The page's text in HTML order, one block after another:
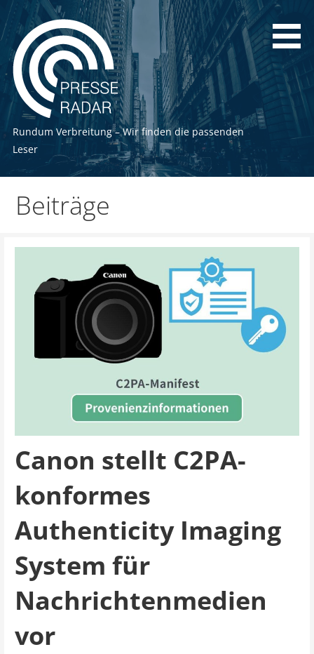
Zum
Inhalt
springen
Rundum Verbreitung – Wir finden die passenden
Leser
Beiträge
Canon stellt C2PA-
konformes
Authenticity Imaging
System für
Nachrichtenmedien
vor